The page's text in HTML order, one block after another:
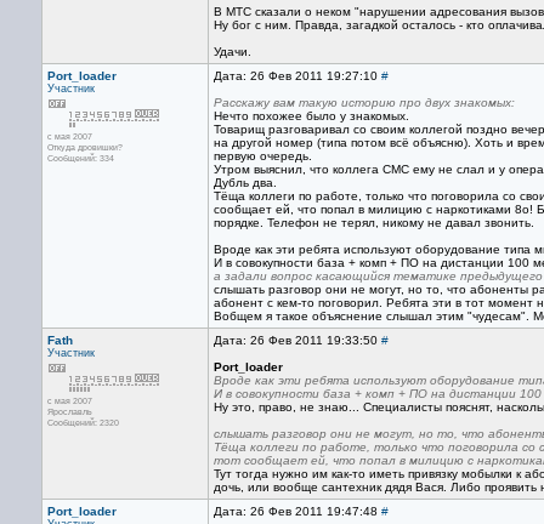
В МТС сказали о неком "нарушении адресования
Ну бог с ним. Правда, загадкой осталось - кто
Удачи.
Port_loader
Участник
с мая 2007
Откуда дровишки?
Сообщений: 334
Дата: 26 Фев 2011 19:27:10 #
Расскажу вам такую историю про двух знакомых:
Нечто похожее было у знакомых.
Товарищ разговаривал со своим коллегой поздно
на другой номер (типа потом всё объясню). Хоть и
первую очередь.
Утром выяснил, что коллега СМС ему не слал и у
Дубль два.
Тёща коллеги по работе, только что поговорила со
сообщает ей, что попал в милицию с наркотиками 8о!
порядке. Телефон не терял, никому не давал звонить.
Вроде как эти ребята используют оборудование типа
И в совокупности база + комп + ПО на дистанции 100
а задали вопрос касающийся тематике предыдущего
слышать разговор они не могут, но то, что абоненты
абонент с кем-то поговорил. Ребята эти в тот момент
Вобщем я такое объяснение слышал этим "чудесам".
Fath
Участник
с мая 2007
Ярославль
Сообщений: 2320
Дата: 26 Фев 2011 19:33:50 #
Port_loader
Вроде как эти ребята используют оборудование
И в совокупности база + комп + ПО на дистанции
Ну это, право, не знаю... Специалисты пояснят,
слышать разговор они не могут, но то, что
Тёща коллеги по работе, только что поговорила
тот сообщает ей, что попал в милицию с
Тут тогда нужно им как-то иметь привязку мобылки к
дочь, или вообще сантехник дядя Вася. Либо
Port_loader
Дата: 26 Фев 2011 19:47:48 #